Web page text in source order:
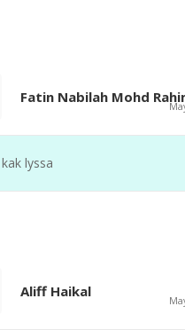
Fatin Nabilah Mohd
lyssa
Aliff Haikal